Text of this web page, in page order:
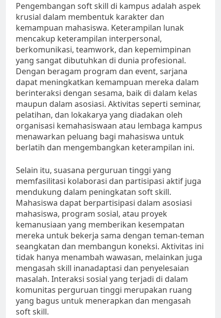
Pengembangan soft skill di kampus adalah aspek
krusial dalam membentuk karakter dan
kemampuan mahasiswa. Keterampilan lunak
mencakup keterampilan interpersonal,
berkomunikasi, teamwork, dan kepemimpinan
yang sangat dibutuhkan di dunia profesional.
Dengan beragam program dan event, sarjana
dapat meningkatkan kemampuan mereka dalam
berinteraksi dengan sesama, baik di dalam kelas
maupun dalam asosiasi. Aktivitas seperti seminar,
pelatihan, dan lokakarya yang diadakan oleh
organisasi kemahasiswaan atau lembaga kampus
menawarkan peluang bagi mahasiswa untuk
berlatih dan mengembangkan keterampilan ini.
Selain itu, suasana perguruan tinggi yang
memfasilitasi kolaborasi dan partisipasi aktif juga
mendukung dalam peningkatan soft skill.
Mahasiswa dapat berpartisipasi dalam asosiasi
mahasiswa, program sosial, atau proyek
kemanusiaan yang memberikan kesempatan
mereka untuk bekerja sama dengan teman-teman
seangkatan dan membangun koneksi. Aktivitas ini
tidak hanya menambah wawasan, melainkan juga
mengasah skill inanadaptasi dan penyelesaian
masalah. Interaksi sosial yang terjadi di dalam
komunitas perguruan tinggi merupakan ruang
yang bagus untuk menerapkan dan mengasah
soft skill.